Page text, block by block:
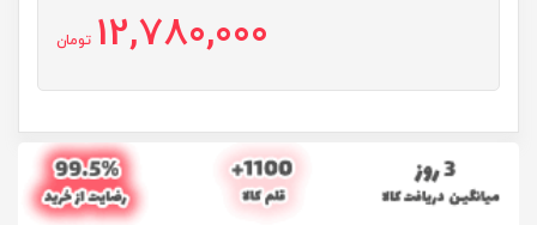
12,780,000 تومان